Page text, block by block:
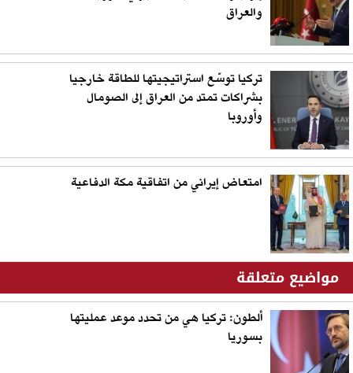
والعراق
تركيا توسّع استراتيجيتها للطاقة خارجيا
بشراكات تمتد من العراق إلى الصومال
وأوروبا
امتعاض إيراني من اتفاقية مكة الدفاعية
مواضيع متعلقة
ألطون: تركيا هي من تحدد موعد عمليتها
بسوريا